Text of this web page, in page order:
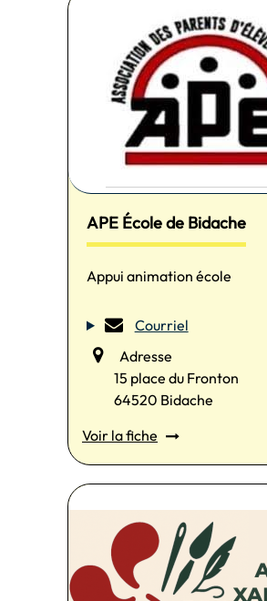
APE École de Bidache
Appui animation école
Courriel
Adresse
15 place du Fronton
64520 Bidache
Voir la fiche